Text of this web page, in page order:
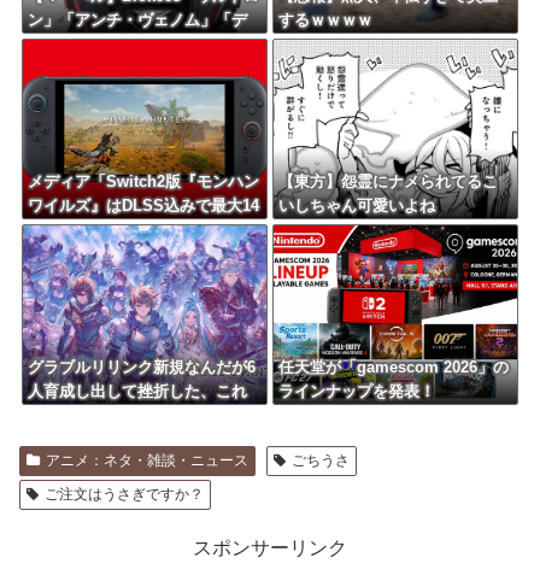
ン」「アンチ・ヴェノム」「デ
アデビル」プラモデル【予約開
するｗｗｗｗ
メディア「Switch2版『モンハン
ワイルズ』はDLSS込みで最大14
40p動作」
【東方】怨霊にナメられてるこ
いしちゃん可愛いよね
グラブルリリンク新規なんだが6
人育成し出して挫折した、これ
任天堂が「gamescom 2026」の
ラインナップを発表！
アニメ：ネタ・雑談・ニュース
ごちうさ
ご注文はうさぎですか？
スポンサーリンク